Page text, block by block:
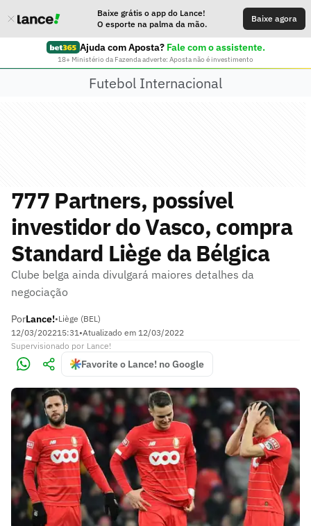
Baixe grátis o app do Lance!
O esporte na palma da mão.
Baixe agora
Ajuda com Aposta? Fale com o assistente.
18+ Ministério da Fazenda adverte: Aposta não é investimento
Futebol Internacional
777 Partners, possível
investidor do Vasco, compra
Standard Liège da Bélgica
Clube belga ainda divulgará maiores detalhes da
negociação
PorLance!•Liège (BEL)
12/03/202215:31•Atualizado em 12/03/2022
Supervisionado por Lance!
Favorite o Lance! no Google